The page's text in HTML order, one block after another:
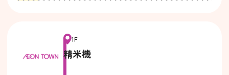
1F
精米機